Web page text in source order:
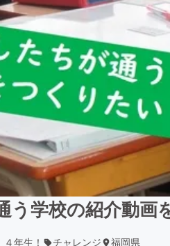
学校の紹介動画
年生！ チャレンジ 福岡県